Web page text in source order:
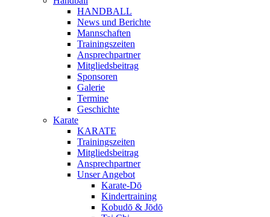
HANDBALL
News und Berichte
Mannschaften
Trainingszeiten
Ansprechpartner
Mitgliedsbeitrag
Sponsoren
Galerie
Termine
Geschichte
Karate
KARATE
Trainingszeiten
Mitgliedsbeitrag
Ansprechpartner
Unser Angebot
Karate-Dō
Kindertraining
Kobudō & Jōdō